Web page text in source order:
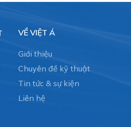
VỀ VIỆT Á
Giới thiệu
Chuyên đề kỹ thuật
Tin tức & sự kiện
Liên hệ